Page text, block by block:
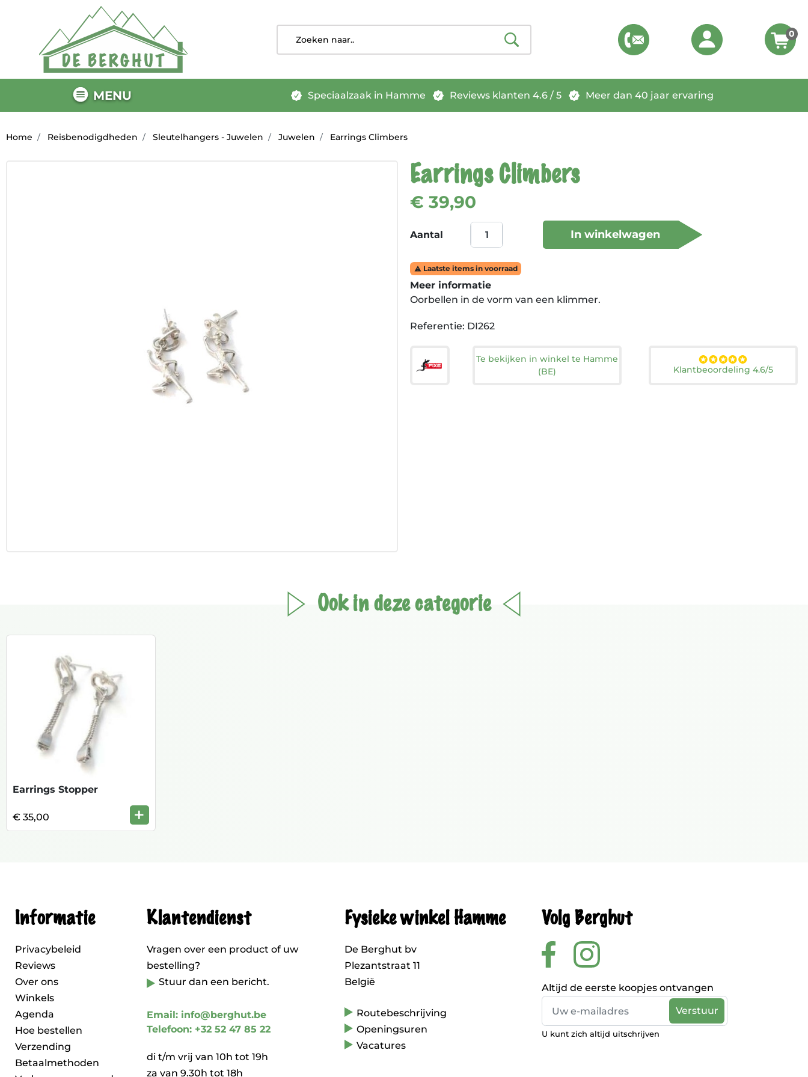
0
MENU Speciaalzaak in Hamme Reviews klanten 4.6 / 5 Meer dan 40 jaar ervaring
Home Reisbenodigdheden Sleutelhangers - Juwelen Juwelen Earrings Climbers
Earrings Climbers
€ 39,90
Aantal In winkelwagen
 Laatste items in voorraad
Meer informatie
Oorbellen in de vorm van een klimmer.
Referentie: DI262
Te bekijken in winkel te Hamme
(BE)
Klantbeoordeling 4.6/5
Ook in deze categorie
Earrings Stopper
€ 35,00 +
Informatie
Privacybeleid
Reviews
Over ons
Winkels
Agenda
Hoe bestellen
Verzending
Betaalmethoden
Klantendienst
Vragen over een product of uw
bestelling?
Stuur dan een bericht.
Email: info@berghut.be
Telefoon: +32 52 47 85 22
di t/m vrij van 10h tot 19h
za van 9.30h tot 18h
Fysieke winkel Hamme
De Berghut bv
Plezantstraat 11
België
Routebeschrijving
Openingsuren
Vacatures
Volg Berghut
Altijd de eerste koopjes ontvangen
U kunt zich altijd uitschrijven